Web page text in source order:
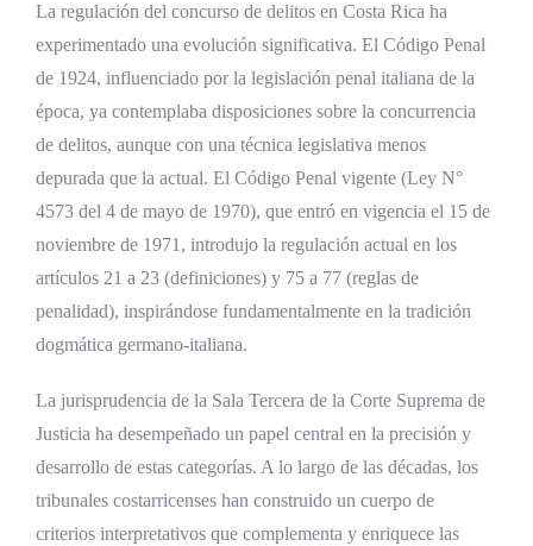
Qué es el concurso aparente de normas y en
qué se distingue del concurso ideal
Cuál es el límite máximo de pena en el
concurso material
Qué delitos admiten la figura del delito
continuado
Cómo se determina la pena en el concurso
ideal
Conclusiones sobre el concurso de delitos en
Referencias Bibliográficas
La regulación del concurso de delitos en Costa Rica ha
experimentado una evolución significativa. El Código Penal
de 1924, influenciado por la legislación penal italiana de la
época, ya contemplaba disposiciones sobre la concurrencia
de delitos, aunque con una técnica legislativa menos
depurada que la actual. El Código Penal vigente (Ley N°
4573 del 4 de mayo de 1970), que entró en vigencia el 15 de
noviembre de 1971, introdujo la regulación actual en los
artículos 21 a 23 (definiciones) y 75 a 77 (reglas de
penalidad), inspirándose fundamentalmente en la tradición
dogmática germano-italiana.
La jurisprudencia de la Sala Tercera de la Corte Suprema de
Justicia ha desempeñado un papel central en la precisión y
desarrollo de estas categorías. A lo largo de las décadas, los
tribunales costarricenses han construido un cuerpo de
criterios interpretativos que complementa y enriquece las